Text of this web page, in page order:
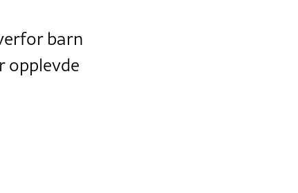
barn
opplevde